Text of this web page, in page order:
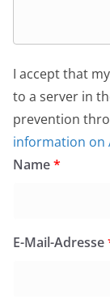
I accept that
to a server in
prevention
information on
Name*
E-Mail-Adresse